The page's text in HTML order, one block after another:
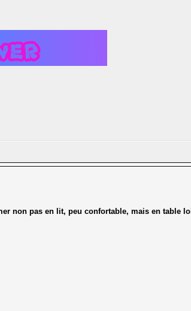
non pas en lit, peu confortable, mais en table lol